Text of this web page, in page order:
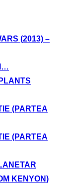
(2013) –
(PARTEA
(PARTEA
KENYON)